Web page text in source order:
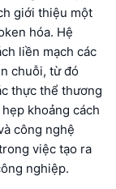
giới thiệu một
hóa. Hệ
liền mạch các
chuỗi, từ đó
thực thể thương
khoảng cách
công nghệ
việc tạo ra
nghiệp.